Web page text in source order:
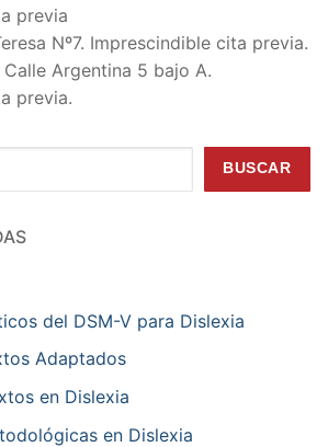
previa
Nº7. Imprescindible cita previa.
Calle Argentina 5 bajo A.
previa.
BUSCAR
del DSM-V para Dislexia
Adaptados
en Dislexia
en Dislexia